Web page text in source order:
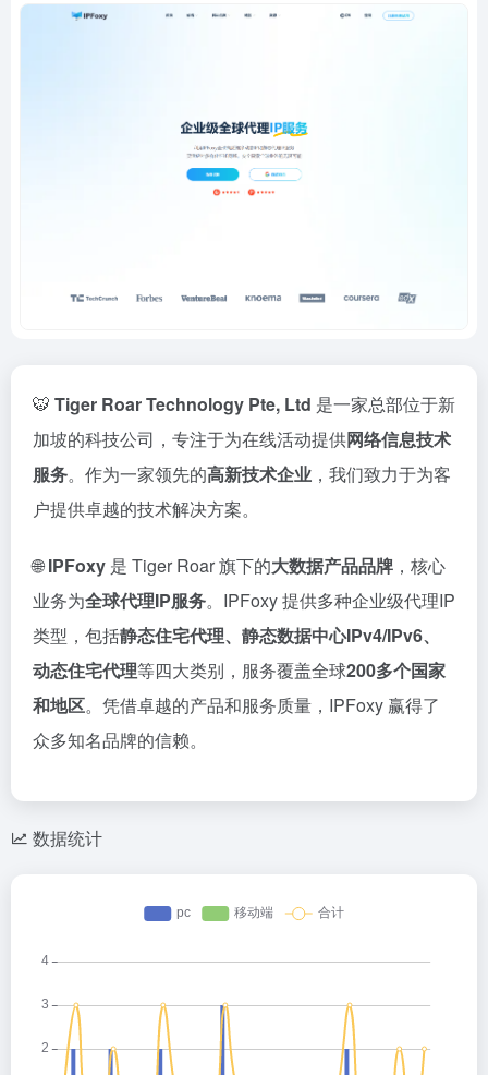
🐯 Tiger Roar Technology Pte, Ltd 是一家总部位于新
加坡的科技公司，专注于为在线活动提供网络信息技术
服务。作为一家领先的高新技术企业 ，我们致力于为客
户提供卓越的技术解决方案。
🌐IPFoxy 是 Tiger Roar 旗下的大数据产品品牌 ，核心
业务为全球代理IP服务。IPFoxy 提供多种企业级代理IP
类型，包括静态住宅代理、静态数据中心IPv4/IPv6、
动态住宅代理等四大类别，服务覆盖全球200多个国家
和地区。凭借卓越的产品和服务质量，IPFoxy 赢得了
众多知名品牌的信赖。
数据统计